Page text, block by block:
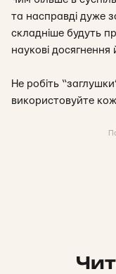
та насправді дуже
складніше будуть
наукові
Не робіть
використовуйте